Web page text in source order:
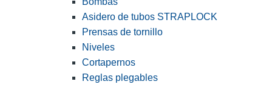
Asidero de tubos STRAPLOCK
Prensas de tornillo
Niveles
Cortapernos
Reglas plegables